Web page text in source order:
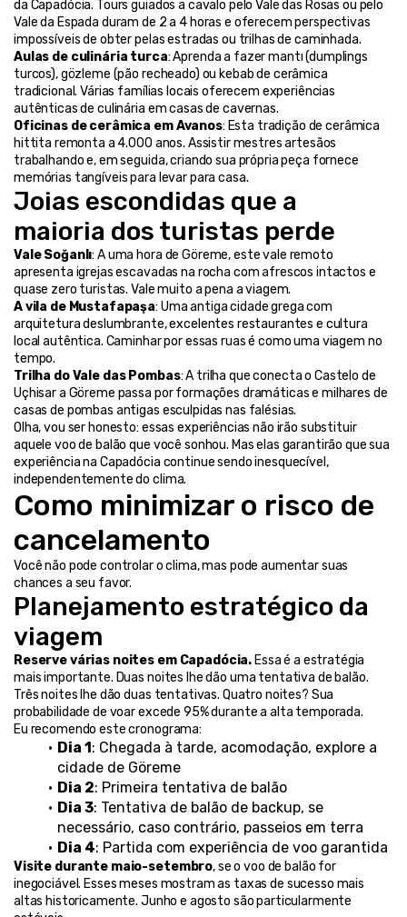
da Capadócia. Tours guiados a cavalo pelo Vale das Rosas ou pelo
Vale da Espada duram de 2 a 4 horas e oferecem perspectivas
impossíveis de obter pelas estradas ou trilhas de caminhada.
Aulas de culinária turca: Aprenda a fazer mantı (dumplings
turcos), gözleme (pão recheado) ou kebab de cerâmica
tradicional. Várias famílias locais oferecem experiências
autênticas de culinária em casas de cavernas.
Oficinas de cerâmica em Avanos: Esta tradição de cerâmica
hittita remonta a 4.000 anos. Assistir mestres artesãos
trabalhando e, em seguida, criando sua própria peça fornece
memórias tangíveis para levar para casa.
Joias escondidas que a
maioria dos turistas perde
Vale Soğanlı: A uma hora de Göreme, este vale remoto
apresenta igrejas escavadas na rocha com afrescos intactos e
quase zero turistas. Vale muito a pena a viagem.
A vila de Mustafapaşa: Uma antiga cidade grega com
arquitetura deslumbrante, excelentes restaurantes e cultura
local autêntica. Caminhar por essas ruas é como uma viagem no
tempo.
Trilha do Vale das Pombas: A trilha que conecta o Castelo de
Uçhisar a Göreme passa por formações dramáticas e milhares de
casas de pombas antigas esculpidas nas falésias.
Olha, vou ser honesto: essas experiências não irão substituir
aquele voo de balão que você sonhou. Mas elas garantirão que sua
experiência na Capadócia continue sendo inesquecível,
independentemente do clima.
Como minimizar o risco de
cancelamento
Você não pode controlar o clima, mas pode aumentar suas
chances a seu favor.
Planejamento estratégico da
viagem
Reserve várias noites em Capadócia. Essa é a estratégia
mais importante. Duas noites lhe dão uma tentativa de balão.
Três noites lhe dão duas tentativas. Quatro noites? Sua
probabilidade de voar excede 95% durante a alta temporada.
Eu recomendo este cronograma:
Dia 1: Chegada à tarde, acomodação, explore a
cidade de Göreme
Dia 2: Primeira tentativa de balão
Dia 3: Tentativa de balão de backup, se
necessário, caso contrário, passeios em terra
Dia 4: Partida com experiência de voo garantida
Visite durante maio-setembro, se o voo de balão for
inegociável. Esses meses mostram as taxas de sucesso mais
altas historicamente. Junho e agosto são particularmente